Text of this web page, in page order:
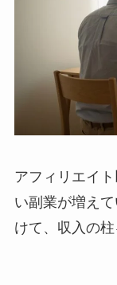
アフィリエイ
い副業が増え
けて、収入の